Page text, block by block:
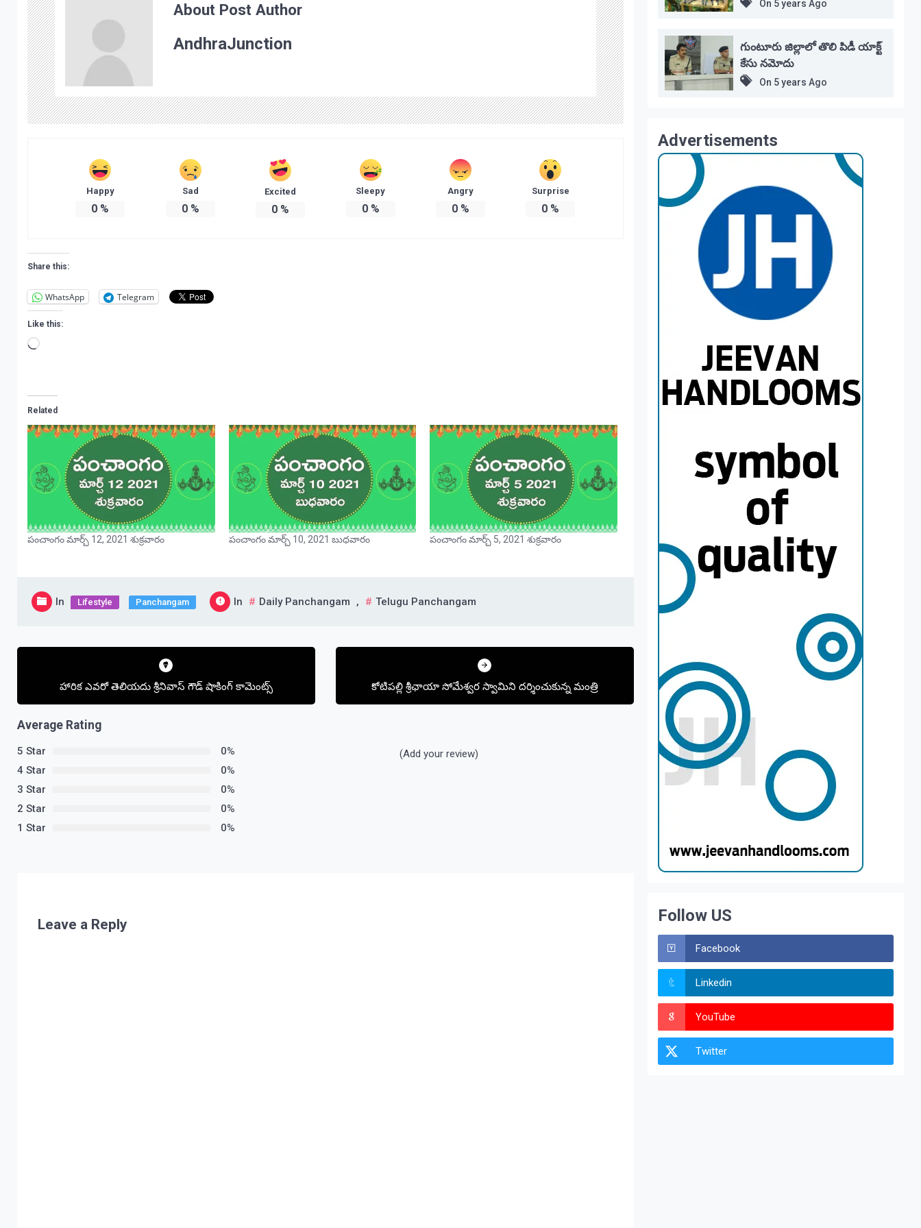
About Post Author
AndhraJunction
Happy
0 %
Sad
0%
Excited
0 %
Sleepy
0%
Angry
0%
Surprise
0 %
Share this:
WhatsApp Telegram
Like this:
Loading…
Related
పంచాంగం మార్చ్ 12, 2021 శుక్రవారం పంచాంగం మార్చ్ 10, 2021 బుధవారం పంచాంగం మార్చ్ 5, 2021 శుక్రవారం
In Lifestyle Panchangam In Daily Panchangam , Telugu Panchangam
Post
హారిక ఎవరో తెలియదు శ్రీనివాస్ గౌడ్ షాకింగ్ కామెంట్స్ కోటిపల్లి శ్రీఛాయా సోమేశ్వర స్వామిని దర్శించుకున్న మంత్రి
Average Rating
5 Star
0%
4 Star
0%
3 Star
0%
2 Star
0%
1 Star
0%
(Add your review)
Leave a Reply
On 5 years Ago
గుంటూరు జిల్లాలో తొలి పిడీ యాక్ట్
కేసు నమోదు
On 5 years Ago
Advertisements
Follow US
Facebook
Linkedin
YouTube
Twitter